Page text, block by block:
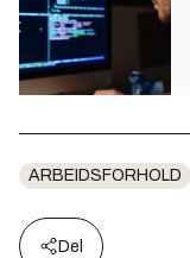
ARBEIDSFORHOLD
Del